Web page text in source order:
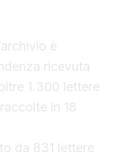
è
ricevuta
1.300 lettere
in 18
da 831 lettere